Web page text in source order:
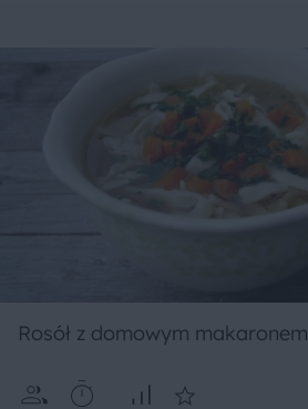
Rosół z domowym makaronem